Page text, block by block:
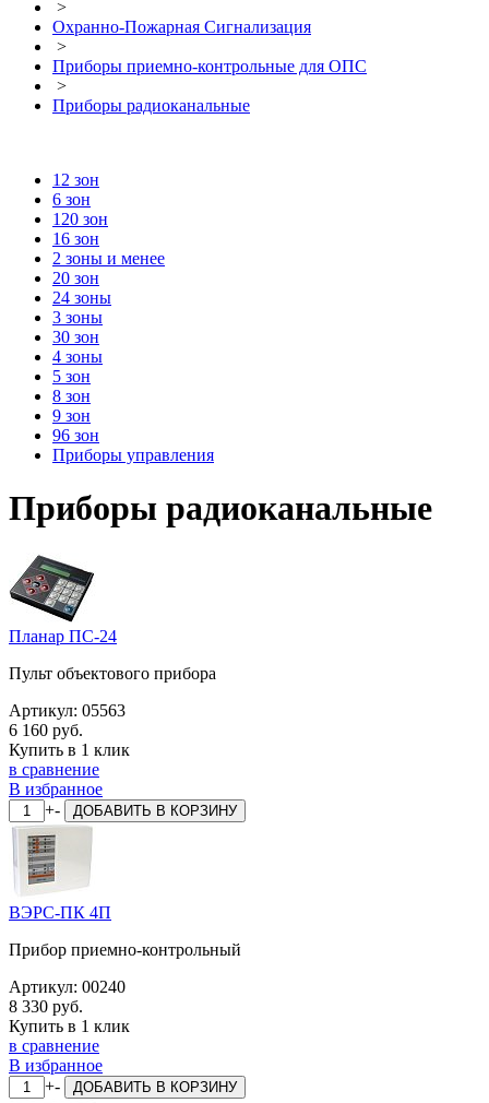
>
Охранно-Пожарная Сигнализация
>
Приборы приемно-контрольные для ОПС
>
Приборы радиоканальные
12 зон
6 зон
120 зон
16 зон
2 зоны и менее
20 зон
24 зоны
3 зоны
30 зон
4 зоны
5 зон
8 зон
9 зон
96 зон
Приборы управления
Приборы радиоканальные
Планар ПС-24
Пульт объектового прибора
Артикул: 05563
6 160 руб.
Купить в 1 клик
в сравнение
В избранное
+- ДОБАВИТЬ В КОРЗИНУ
ВЭРС-ПК 4П
Прибор приемно-контрольный
Артикул: 00240
8 330 руб.
Купить в 1 клик
в сравнение
В избранное
+- ДОБАВИТЬ В КОРЗИНУ